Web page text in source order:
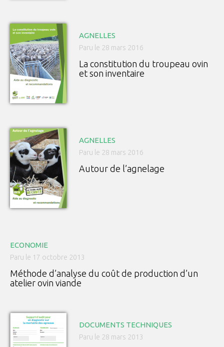
AGNELLES
Paru le 28 mars 2016
La constitution du troupeau ovin
et son inventaire
AGNELLES
Paru le 28 mars 2016
Autour de l’agnelage
ECONOMIE
Paru le 17 octobre 2013
Méthode d’analyse du coût de production d’un
atelier ovin viande
DOCUMENTS TECHNIQUES
Paru le 28 mars 2013